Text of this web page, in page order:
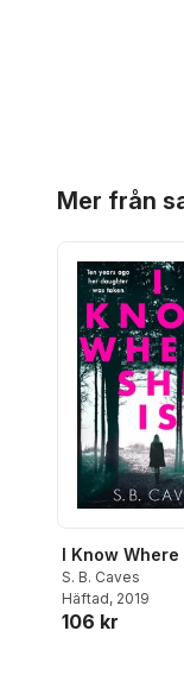
Mer från
I Know Where
S. B. Caves
Häftad, 2019
106 kr